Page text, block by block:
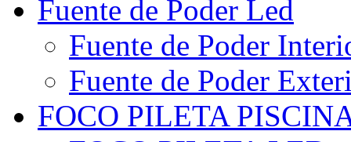
Fuente de Poder Led
Fuente de Poder
Fuente de Poder
FOCO PILETA